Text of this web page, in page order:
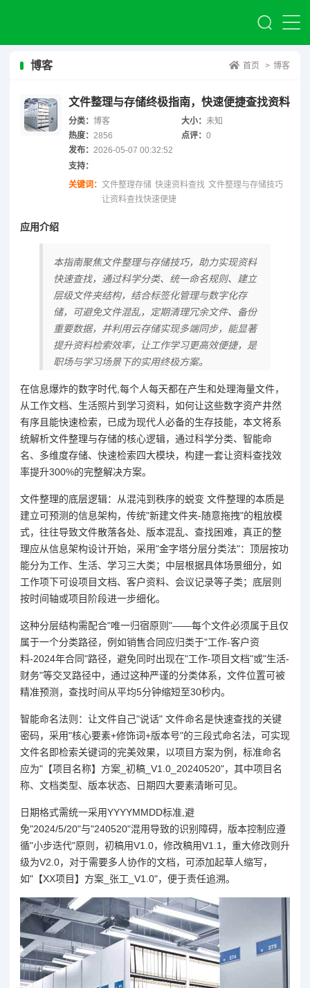
博客 首页 > 博客
文件整理与存储终极指南，快速便捷查找资料
分类： 博客 大小：未知
热度： 2856 点评：0
发布： 2026-05-07 00:32:52
支持：
关键词： 文件整理存储 快速资料查找 文件整理与存储技巧
让资料查找快速便捷
应用介绍
本指南聚焦文件整理与存储技巧，助力实现资料
快速查找，通过科学分类、统一命名规则、建立
层级文件夹结构，结合标签化管理与数字化存
储，可避免文件混乱，定期清理冗余文件、备份
重要数据，并利用云存储实现多端同步，能显著
提升资料检索效率，让工作学习更高效便捷，是
职场与学习场景下的实用终极方案。
在信息爆炸的数字时代,每个人每天都在产生和处理海量文件，
从工作文档、生活照片到学习资料，如何让这些数字资产井然
有序且能快速检索，已成为现代人必备的生存技能，本文将系
统解析文件整理与存储的核心逻辑，通过科学分类、智能命
名、多维度存储、快速检索四大模块，构建一套让资料查找效
率提升300%的完整解决方案。
文件整理的底层逻辑：从混沌到秩序的蜕变 文件整理的本质是
建立可预测的信息架构，传统"新建文件夹-随意拖拽"的粗放模
式，往往导致文件散落各处、版本混乱、查找困难，真正的整
理应从信息架构设计开始，采用"金字塔分层分类法"：顶层按功
能分为工作、生活、学习三大类；中层根据具体场景细分，如
工作项下可设项目文档、客户资料、会议记录等子类；底层则
按时间轴或项目阶段进一步细化。
这种分层结构需配合"唯一归宿原则"——每个文件必须属于且仅
属于一个分类路径，例如销售合同应归类于"工作-客户资
料-2024年合同"路径，避免同时出现在"工作-项目文档"或"生活-
财务"等交叉路径中，通过这种严谨的分类体系，文件位置可被
精准预测，查找时间从平均5分钟缩短至30秒内。
智能命名法则：让文件自己"说话" 文件命名是快速查找的关键
密码，采用"核心要素+修饰词+版本号"的三段式命名法，可实现
文件名即检索关键词的完美效果，以项目方案为例，标准命名
应为"【项目名称】方案_初稿_V1.0_20240520"，其中项目名
称、文档类型、版本状态、日期四大要素清晰可见。
日期格式需统一采用YYYYMMDD标准,避
免"2024/5/20"与"240520"混用导致的识别障碍，版本控制应遵
循"小步迭代"原则，初稿用V1.0，修改稿用V1.1，重大修改则升
级为V2.0，对于需要多人协作的文档，可添加起草人缩写，
如"【XX项目】方案_张工_V1.0"，便于责任追溯。